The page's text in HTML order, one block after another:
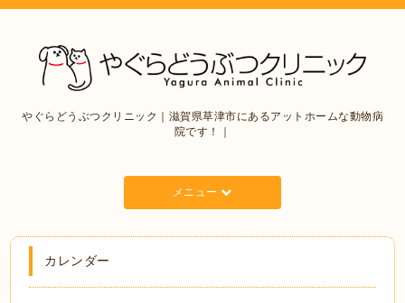
やぐらどうぶつクリニック｜滋賀県草津市にあるアットホームな動物病
院です！｜
メニュー
カレンダー